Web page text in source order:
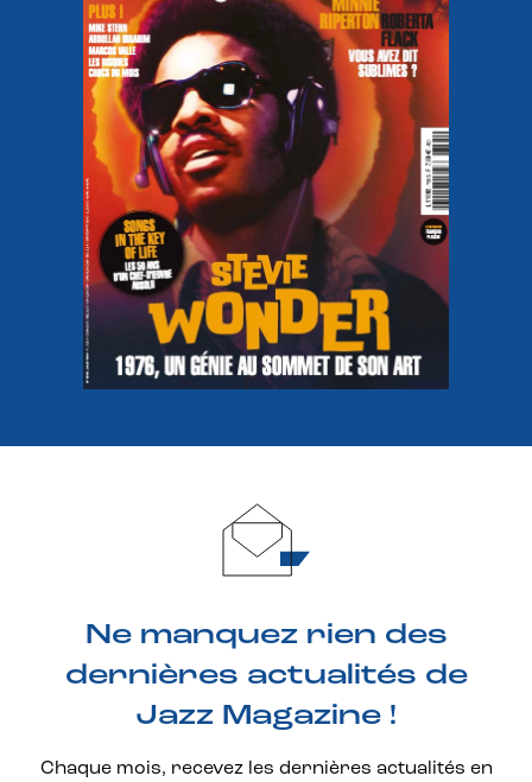
Ne manquez rien des
dernières actualités de
Jazz Magazine !
Chaque mois, recevez les dernières actualités en